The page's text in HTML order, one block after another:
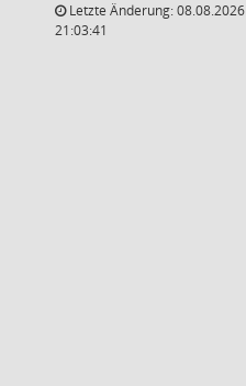
Letzte Änderung: 08.08.2026
21:03:41